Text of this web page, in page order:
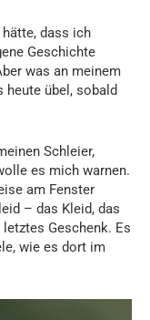
dass ich
Geschichte
was an meinem
übel, sobald
Schleier,
es mich warnen.
am Fenster
– das Kleid, das
Geschenk. Es
wie es dort im